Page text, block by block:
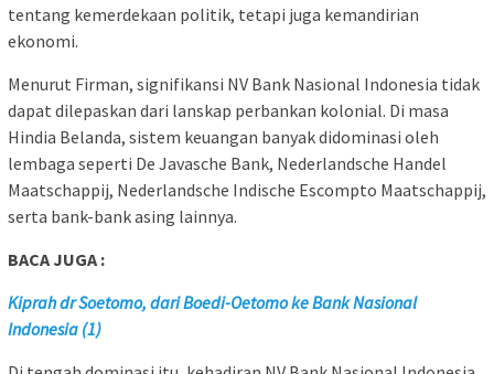
tentang kemerdekaan politik, tetapi juga kemandirian
ekonomi.
Menurut Firman, signifikansi NV Bank Nasional Indonesia tidak
dapat dilepaskan dari lanskap perbankan kolonial. Di masa
Hindia Belanda, sistem keuangan banyak didominasi oleh
lembaga seperti De Javasche Bank, Nederlandsche Handel
Maatschappij, Nederlandsche Indische Escompto Maatschappij,
serta bank-bank asing lainnya.
BACA JUGA :
Kiprah dr Soetomo, dari Boedi-Oetomo ke Bank Nasional
Indonesia (1)